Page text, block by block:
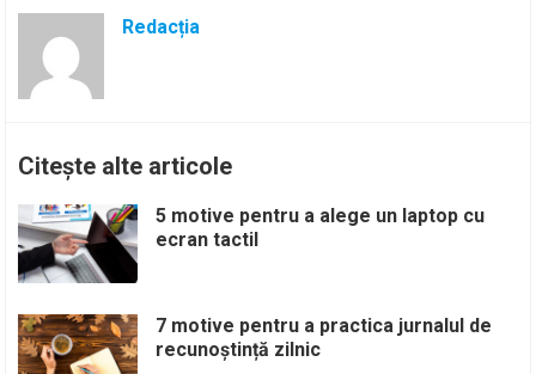
Redacția
Citește alte articole
5 motive pentru a alege un laptop cu
ecran tactil
7 motive pentru a practica jurnalul de
recunoștință zilnic